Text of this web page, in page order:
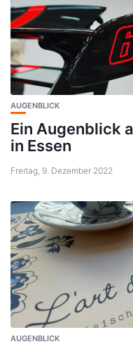
AUGENBLICK
Ein Augenblick
in Essen
Freitag, 9. Dezember 2022
AUGENBLICK